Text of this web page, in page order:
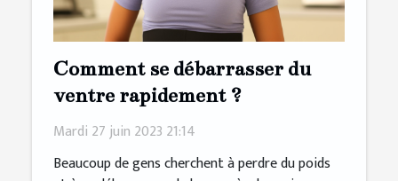
Comment se débarrasser du
ventre rapidement ?
Mardi 27 juin 2023 21:14
Beaucoup de gens cherchent à perdre du poids